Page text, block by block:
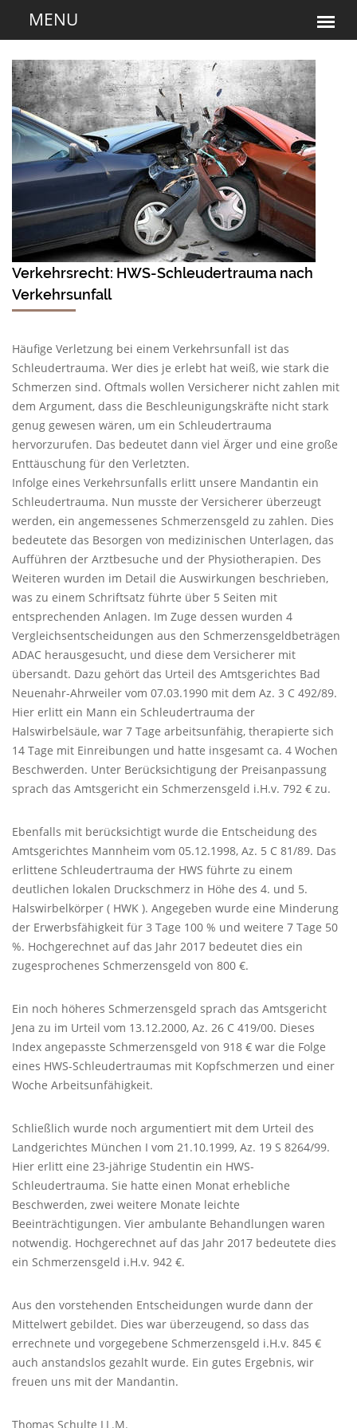
Verkehrsrecht: HWS-Schleudertrauma nach
Verkehrsunfall
Häufige Verletzung bei einem Verkehrsunfall ist das
Schleudertrauma. Wer dies je erlebt hat weiß, wie stark die
Schmerzen sind. Oftmals wollen Versicherer nicht zahlen mit
dem Argument, dass die Beschleunigungskräfte nicht stark
genug gewesen wären, um ein Schleudertrauma
hervorzurufen. Das bedeutet dann viel Ärger und eine große
Enttäuschung für den Verletzten.
Infolge eines Verkehrsunfalls erlitt unsere Mandantin ein
Schleudertrauma. Nun musste der Versicherer überzeugt
werden, ein angemessenes Schmerzensgeld zu zahlen. Dies
bedeutete das Besorgen von medizinischen Unterlagen, das
Aufführen der Arztbesuche und der Physiotherapien. Des
Weiteren wurden im Detail die Auswirkungen beschrieben,
was zu einem Schriftsatz führte über 5 Seiten mit
entsprechenden Anlagen. Im Zuge dessen wurden 4
Vergleichsentscheidungen aus den Schmerzensgeldbeträgen
ADAC herausgesucht, und diese dem Versicherer mit
übersandt. Dazu gehört das Urteil des Amtsgerichtes Bad
Neuenahr-Ahrweiler vom 07.03.1990 mit dem Az. 3 C 492/89.
Hier erlitt ein Mann ein Schleudertrauma der
Halswirbelsäule, war 7 Tage arbeitsunfähig, therapierte sich
14 Tage mit Einreibungen und hatte insgesamt ca. 4 Wochen
Beschwerden. Unter Berücksichtigung der Preisanpassung
sprach das Amtsgericht ein Schmerzensgeld i.H.v. 792 € zu.
Ebenfalls mit berücksichtigt wurde die Entscheidung des
Amtsgerichtes Mannheim vom 05.12.1998, Az. 5 C 81/89. Das
erlittene Schleudertrauma der HWS führte zu einem
deutlichen lokalen Druckschmerz in Höhe des 4. und 5.
Halswirbelkörper ( HWK ). Angegeben wurde eine Minderung
der Erwerbsfähigkeit für 3 Tage 100 % und weitere 7 Tage 50
%. Hochgerechnet auf das Jahr 2017 bedeutet dies ein
zugesprochenes Schmerzensgeld von 800 €.
Ein noch höheres Schmerzensgeld sprach das Amtsgericht
Jena zu im Urteil vom 13.12.2000, Az. 26 C 419/00. Dieses
Index angepasste Schmerzensgeld von 918 € war die Folge
eines HWS-Schleudertraumas mit Kopfschmerzen und einer
Woche Arbeitsunfähigkeit.
Schließlich wurde noch argumentiert mit dem Urteil des
Landgerichtes München I vom 21.10.1999, Az. 19 S 8264/99.
Hier erlitt eine 23-jährige Studentin ein HWS-
Schleudertrauma. Sie hatte einen Monat erhebliche
Beschwerden, zwei weitere Monate leichte
Beeinträchtigungen. Vier ambulante Behandlungen waren
notwendig. Hochgerechnet auf das Jahr 2017 bedeutete dies
ein Schmerzensgeld i.H.v. 942 €.
Aus den vorstehenden Entscheidungen wurde dann der
Mittelwert gebildet. Dies war überzeugend, so dass das
errechnete und vorgegebene Schmerzensgeld i.H.v. 845 €
auch anstandslos gezahlt wurde. Ein gutes Ergebnis, wir
freuen uns mit der Mandantin.
Thomas Schulte LL.M.